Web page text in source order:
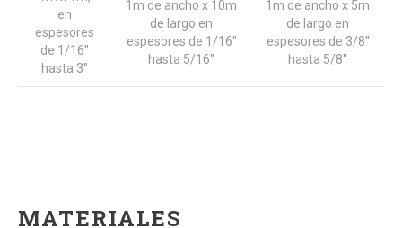
en
espesores
de 1/16"
hasta 3"
1m de ancho x 10m
de largo en
espesores de 1/16"
hasta 5/16"
1m de ancho x 5m
de largo en
espesores de 3/8"
hasta 5/8"
MATERIALES